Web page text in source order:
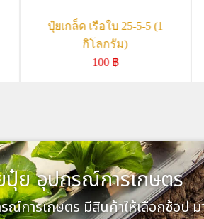
ปุ๋ยเกล็ด เรือใบ 25-5-5 (1
กิโลกรัม)
100 ฿
ย อุปกรณ์การเกษตร
ณ์การเกษตร มีสินค้าให้เลือกช้อป